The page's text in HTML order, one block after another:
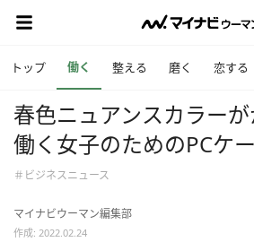
トップ 働く 整える 磨く 恋する
春色ニュアンスカラー
働く女子のためのPCケ
＃ビジネスニュース
マイナビウーマン編集部
作成: 2022.02.24